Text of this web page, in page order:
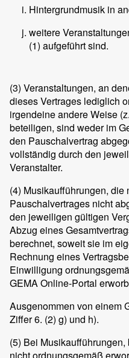
Hintergrundmusik in
weitere
(1) aufgeführt sind.
(3) Veranstaltungen, an
dieses Vertrages lediglich
irgendeine andere Weise
beteiligen, sind weder im
den Pauschalvertrag
vollständig durch den
Veranstalter.
(4) Musikaufführungen, die
Pauschalvertrages nicht
den jeweiligen gültigen
Abzug eines
berechnet, soweit sie im
Rechnung eines
Einwilligung
GEMA Online-Portal
Ausgenommen von einem
Ziffer 6. (2) g) und h).
(5) Bei